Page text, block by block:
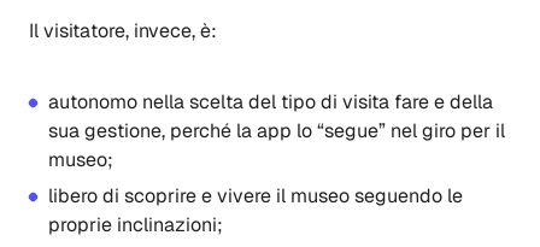
Il visitatore, invece, è:
autonomo nella scelta del tipo di visita fare e della
sua gestione, perché la app lo “segue” nel giro per il
museo;
libero di scoprire e vivere il museo seguendo le
proprie inclinazioni;